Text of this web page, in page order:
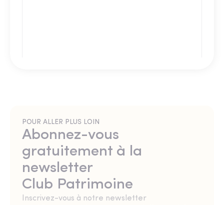
POUR ALLER PLUS LOIN
Abonnez-vous
gratuitement à la
newsletter
Club Patrimoine
Inscrivez-vous à notre newsletter